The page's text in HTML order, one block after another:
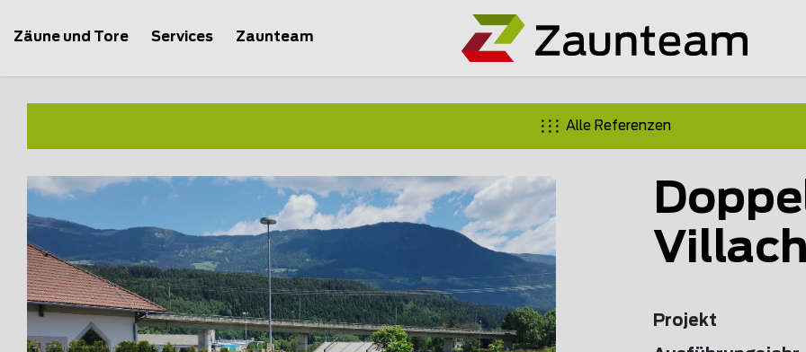
Zäune und Tore Services Zaunteam
Alle Referenzen
Villach
Projekt